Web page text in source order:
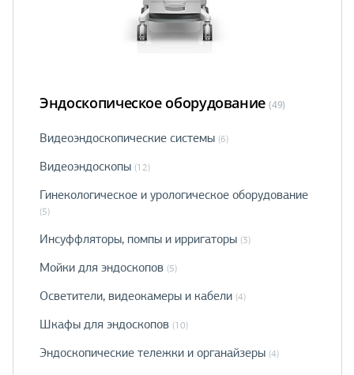
Эндоскопическое оборудование (49)
Видеоэндоскопические системы (6)
Видеоэндоскопы (12)
Гинекологическое и урологическое оборудование
(5)
Инсуффляторы, помпы и ирригаторы (3)
Мойки для эндоскопов (5)
Осветители, видеокамеры и кабели (4)
Шкафы для эндоскопов (10)
Эндоскопические тележки и органайзеры (4)